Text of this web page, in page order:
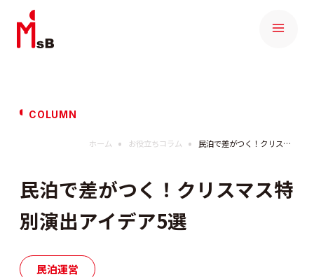
COLUMN
ホーム お役立ちコラム 民泊で差がつく！クリスマス特別演出アイデア5選
民泊で差がつく！クリスマス特
別演出アイデア5選
民泊運営